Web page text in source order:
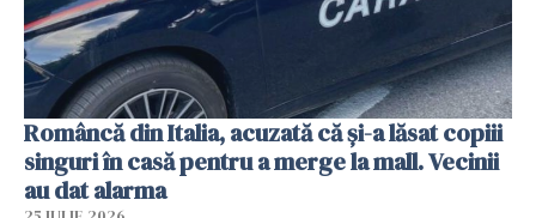
Româncă din Italia, acuzată că și-a lăsat copiii
singuri în casă pentru a merge la mall. Vecinii
au dat alarma